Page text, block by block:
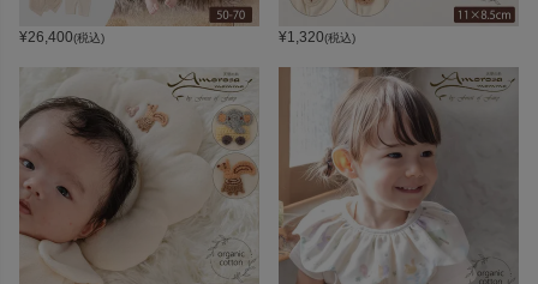
¥26,400(税込) ¥1,320(税込)